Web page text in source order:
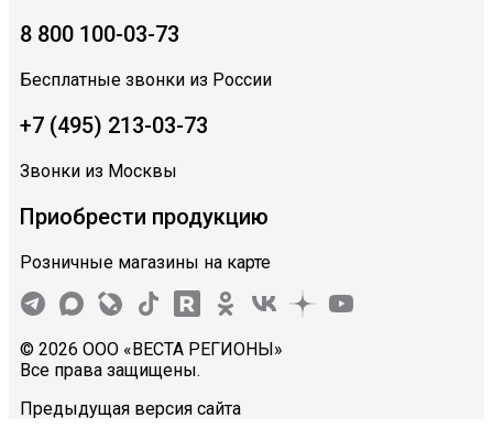
8 800 100-03-73
Бесплатные звонки из России
+7 (495) 213-03-73
Звонки из Москвы
Приобрести продукцию
Розничные магазины на карте
© 2026 ООО «ВЕСТА РЕГИОНЫ»
Все права защищены.
Предыдущая версия сайта